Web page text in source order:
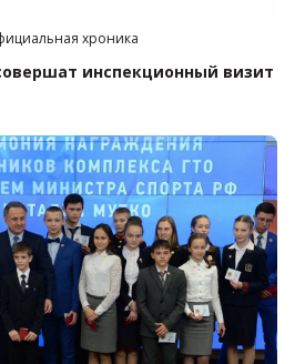
хроника
инспекционный визит